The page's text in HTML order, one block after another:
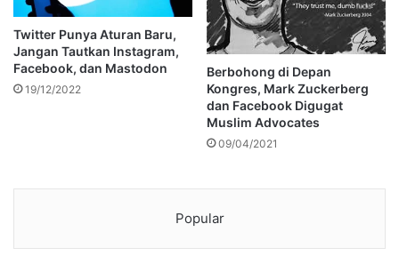
Twitter Punya Aturan Baru,
Jangan Tautkan Instagram,
Facebook, dan Mastodon
19/12/2022
Berbohong di Depan
Kongres, Mark Zuckerberg
dan Facebook Digugat
Muslim Advocates
09/04/2021
Popular